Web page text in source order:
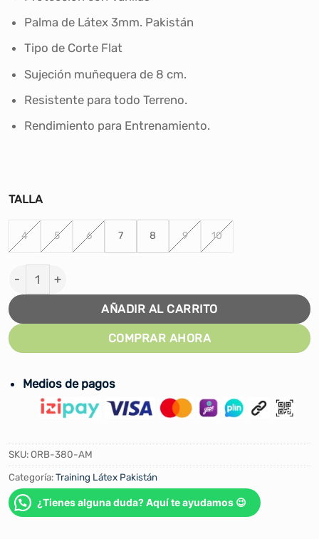
desde
S/60.00
Palma de Látex 3mm. Pakistán
Tipo de Corte Flat
Sujeción muñequera de 8 cm.
Resistente para todo Terreno.
Rendimiento para Entrenamiento.
TALLA
4 5 6 7 8 9 10
Guantes de Arquero Fútbol Defender - Amarillo cantidad
AÑADIR AL CARRITO
COMPRAR AHORA
Medios de pagos
SKU:ORB-380-AM
Categoría:Training Látex Pakistán
¿Tienes alguna duda? Aquí te ayudamos 😉